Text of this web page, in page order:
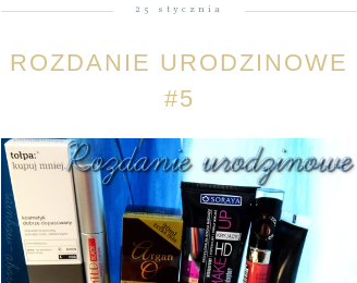
25 stycznia
ROZDANIE URODZINOWE
#5